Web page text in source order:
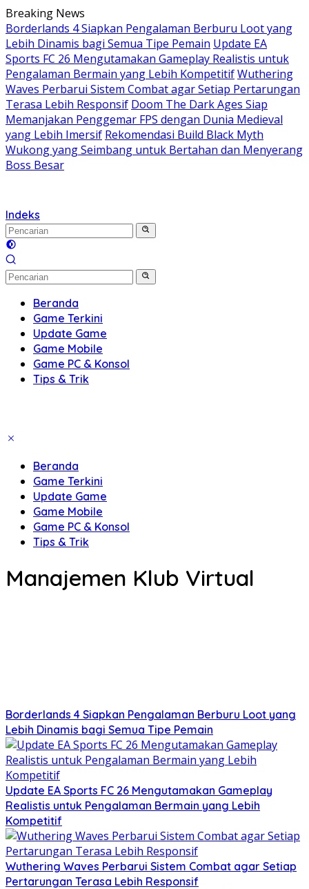
Langsung
ke
konten
Breaking News
Borderlands 4 Siapkan Pengalaman Berburu Loot yang
Lebih Dinamis bagi Semua Tipe Pemain Update EA
Sports FC 26 Mengutamakan Gameplay Realistis untuk
Pengalaman Bermain yang Lebih KompetitifWuthering
Waves Perbarui Sistem Combat agar Setiap Pertarungan
Terasa Lebih Responsif Doom The Dark Ages Siap
Memanjakan Penggemar FPS dengan Dunia Medieval
yang Lebih Imersif Rekomendasi Build Black Myth
Wukong yang Seimbang untuk Bertahan dan Menyerang
Boss Besar
Indeks
Beranda
Game Terkini
Update Game
Game Mobile
Game PC & Konsol
Tips & Trik
Beranda
Game Terkini
Update Game
Game Mobile
Game PC & Konsol
Tips & Trik
Manajemen Klub Virtual
Borderlands 4 Siapkan Pengalaman Berburu Loot yang
Lebih Dinamis bagi Semua Tipe Pemain
Update EA Sports FC 26 Mengutamakan Gameplay
Realistis untuk Pengalaman Bermain yang Lebih
Kompetitif
Wuthering Waves Perbarui Sistem Combat agar Setiap
Pertarungan Terasa Lebih Responsif